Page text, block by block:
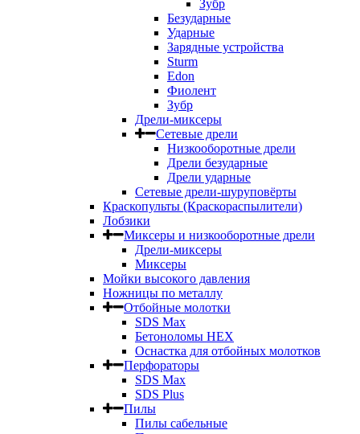
Зубр
Безударные
Ударные
Зарядные устройства
Sturm
Edon
Фиолент
Зубр
Дрели-миксеры
Сетевые дрели
Низкооборотные дрели
Дрели безударные
Дрели ударные
Сетевые дрели-шуруповёрты
Краскопульты (Краскораспылители)
Лобзики
Миксеры и низкооборотные дрели
Дрели-миксеры
Миксеры
Мойки высокого давления
Ножницы по металлу
Отбойные молотки
SDS Max
Бетоноломы HEX
Оснастка для отбойных молотков
Перфораторы
SDS Max
SDS Plus
Пилы
Пилы сабельные